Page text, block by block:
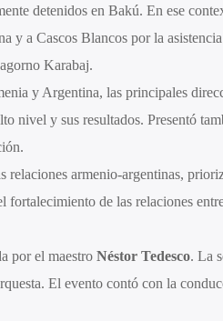
detenidos en Bakú. En ese
y a Cascos Blancos por la
Karabaj.
y Argentina, las principales
nivel y sus resultados. Presentó
relaciones armenio-argentinas,
fortalecimiento de las relaciones
por el maestro Néstor Tedesco. La
El evento contó con la